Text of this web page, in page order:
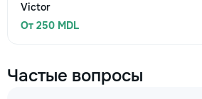
Victor
От 250 MDL
Частые вопросы